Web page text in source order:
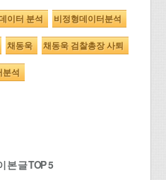
이터 분석 비정형데이터분석
채동욱 채동욱 검찰총장 사퇴
분석
본 글 TOP 5